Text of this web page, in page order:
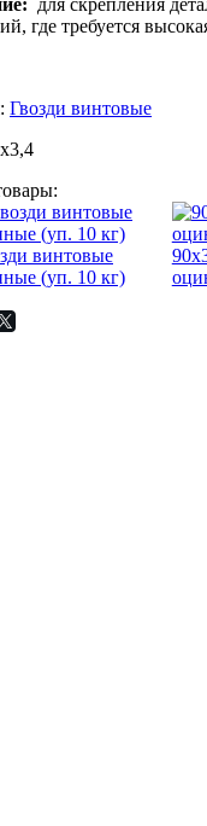
где требуется
Гвозди винтовые
винтовые
(уп. 10 кг)